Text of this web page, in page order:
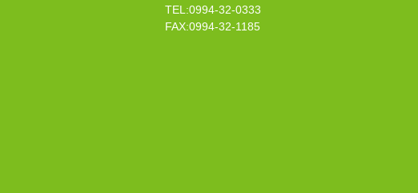
TEL:0994-32-0333
FAX:0994-32-1185